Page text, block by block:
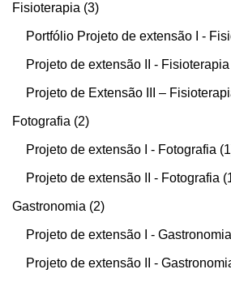
Fisioterapia 3
Portfólio Projeto de extensão I -
Projeto de extensão II - Fisioterapia
Projeto de Extensão III –
Fotografia 2
Projeto de extensão I - Fotografia 1
Projeto de extensão II - Fotografia
Gastronomia 2
Projeto de extensão I - Gastronomia
Projeto de extensão II -